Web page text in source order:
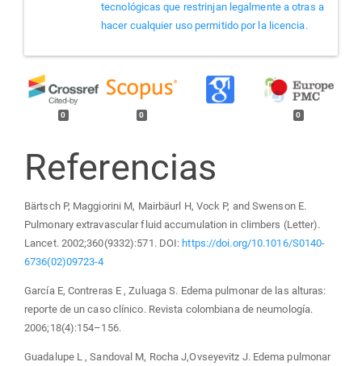
tecnológicas que restrinjan legalmente a otras a
hacer cualquier uso permitido por la licencia.
0 0 0
Referencias
Bärtsch P, Maggiorini M, Mairbäurl H, Vock P, and Swenson E.
Pulmonary extravascular fluid accumulation in climbers (Letter).
Lancet. 2002;360(9332):571. DOI: https://doi.org/10.1016/S0140-
6736(02)09723-4
García E, Contreras E , Zuluaga S. Edema pulmonar de las alturas:
reporte de un caso clínico. Revista colombiana de neumología.
2006;18(4):154–156.
Guadalupe L , Sandoval M, Rocha J,Ovseyevitz J. Edema pulmonar